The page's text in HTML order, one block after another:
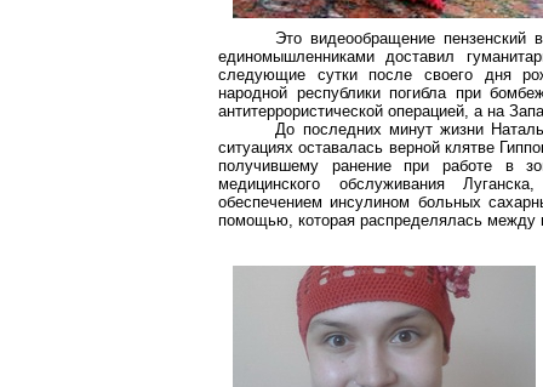
Это видеообращение
единомышленниками доставил
следующие сутки после своего дня
народной республики погибла при
антитеррористической операцией, а на
До последних минут жизни
ситуациях оставалась верной клятве
получившему ранение при работе в
медицинского обслуживания
обеспечением инсулином больных
помощью, которая распределялась между